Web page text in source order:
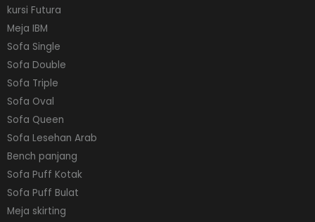
kursi Futura
Meja IBM
Sofa Single
Sofa Double
Sofa Triple
Sofa Oval
Sofa Queen
Sofa Lesehan Arab
Bench panjang
Sofa Puff Kotak
Sofa Puff Bulat
Meja skirting